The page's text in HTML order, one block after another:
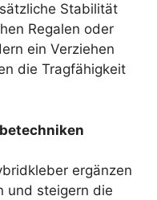
Stabilität
Regalen oder
ein Verziehen
die Tragfähigkeit
ergänzen
und steigern die